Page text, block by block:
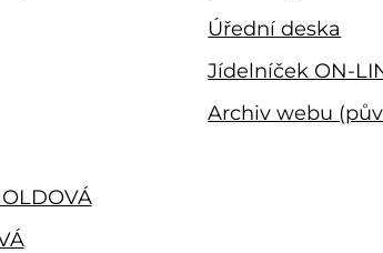
Úřední deska
Jídelníček ON-
Archiv webu